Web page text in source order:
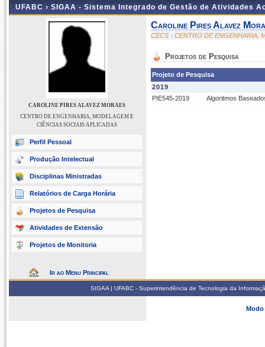
UFABC › SIGAA - Sistema Integrado de Gestão de Atividades
CAROLINE PIRES ALAVEZ MORAES
CENTRO DE ENGENHARIA, MODELAGEM E
CIÊNCIAS SOCIAIS APLICADAS
Perfil Pessoal
Produção Intelectual
Disciplinas Ministradas
Relatórios de Carga Horária
Projetos de Pesquisa
Atividades de Extensão
Projetos de Monitoria
Ir ao Menu Principal
Caroline Pires Alavez
CECS - CENTRO DE ENGENHARIA,
Projetos de Pesquisa
Projeto de Pesquisa
2019
PIE545-2019
Algoritmos
SIGAA | UFABC - Superintendência de Tecnologia da
Modo